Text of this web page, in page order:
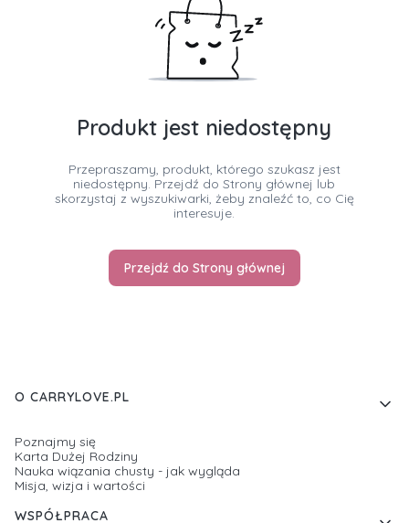
Produkt jest niedostępny
Przepraszamy, produkt, którego szukasz jest
niedostępny. Przejdź do Strony głównej lub
skorzystaj z wyszukiwarki, żeby znaleźć to, co Cię
interesuje.
Przejdź do Strony głównej
Linki w stopce
O CARRYLOVE.PL
Poznajmy się
Karta Dużej Rodziny
Nauka wiązania chusty - jak wygląda
Misja, wizja i wartości
WSPÓŁPRACA